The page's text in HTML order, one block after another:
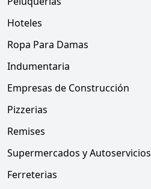
Hoteles
Ropa Para Damas
Indumentaria
Empresas de Construcción
Pizzerias
Remises
Supermercados y Autoservicios
Ferreterias